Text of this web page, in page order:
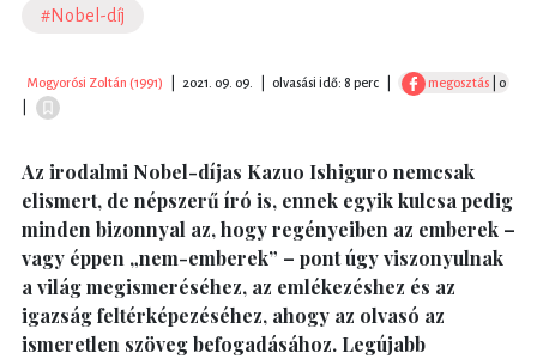
#Nobel-díj
Mogyorósi Zoltán (1991) 2021. 09. 09. olvasási idő: 8 perc megosztás | 0
Az irodalmi Nobel-díjas Kazuo Ishiguro nemcsak
elismert, de népszerű író is, ennek egyik kulcsa pedig
minden bizonnyal az, hogy regényeiben az emberek –
vagy éppen „nem-emberek” – pont úgy viszonyulnak
a világ megismeréséhez, az emlékezéshez és az
igazság feltérképezéséhez, ahogy az olvasó az
ismeretlen szöveg befogadásához. Legújabb